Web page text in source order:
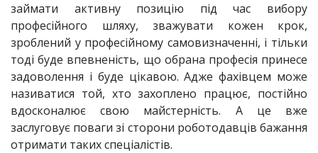
займати активну позицію під час вибору
професійного шляху, зважувати кожен крок,
зроблений у професійному самовизначенні, і тільки
тоді буде впевненість, що обрана професія принесе
задоволення і буде цікавою. Адже фахівцем може
називатися той, хто захоплено працює, постійно
вдосконалює свою майстерність. А це вже
заслуговує поваги зі сторони роботодавців бажання
отримати таких спеціалістів.